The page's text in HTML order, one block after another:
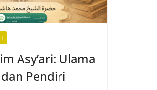
Asy’ari: Ulama
Pendiri